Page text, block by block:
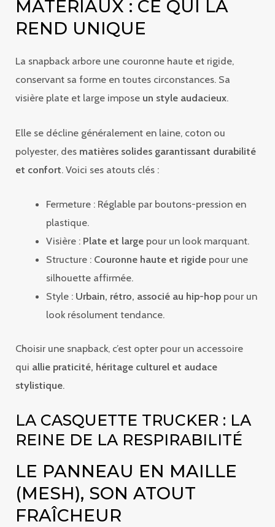
MATÉRIAUX : CE QUI LA
REND UNIQUE
La snapback arbore une couronne haute et rigide,
conservant sa forme en toutes circonstances. Sa
visière plate et large impose un style audacieux.
Elle se décline généralement en laine, coton ou
polyester, des matières solides garantissant durabilité
et confort. Voici ses atouts clés :
Fermeture : Réglable par boutons-pression en
plastique.
Visière : Plate et largepour un look marquant.
Structure : Couronne haute et rigidepour une
silhouette affirmée.
Style : Urbain, rétro, associé au hip-hoppour un
look résolument tendance.
Choisir une snapback, c’est opter pour un accessoire
qui allie praticité, héritage culturel et audace
stylistique.
LA CASQUETTE TRUCKER : LA
REINE DE LA RESPIRABILITÉ
LE PANNEAU EN MAILLE
(MESH), SON ATOUT
FRAÎCHEUR